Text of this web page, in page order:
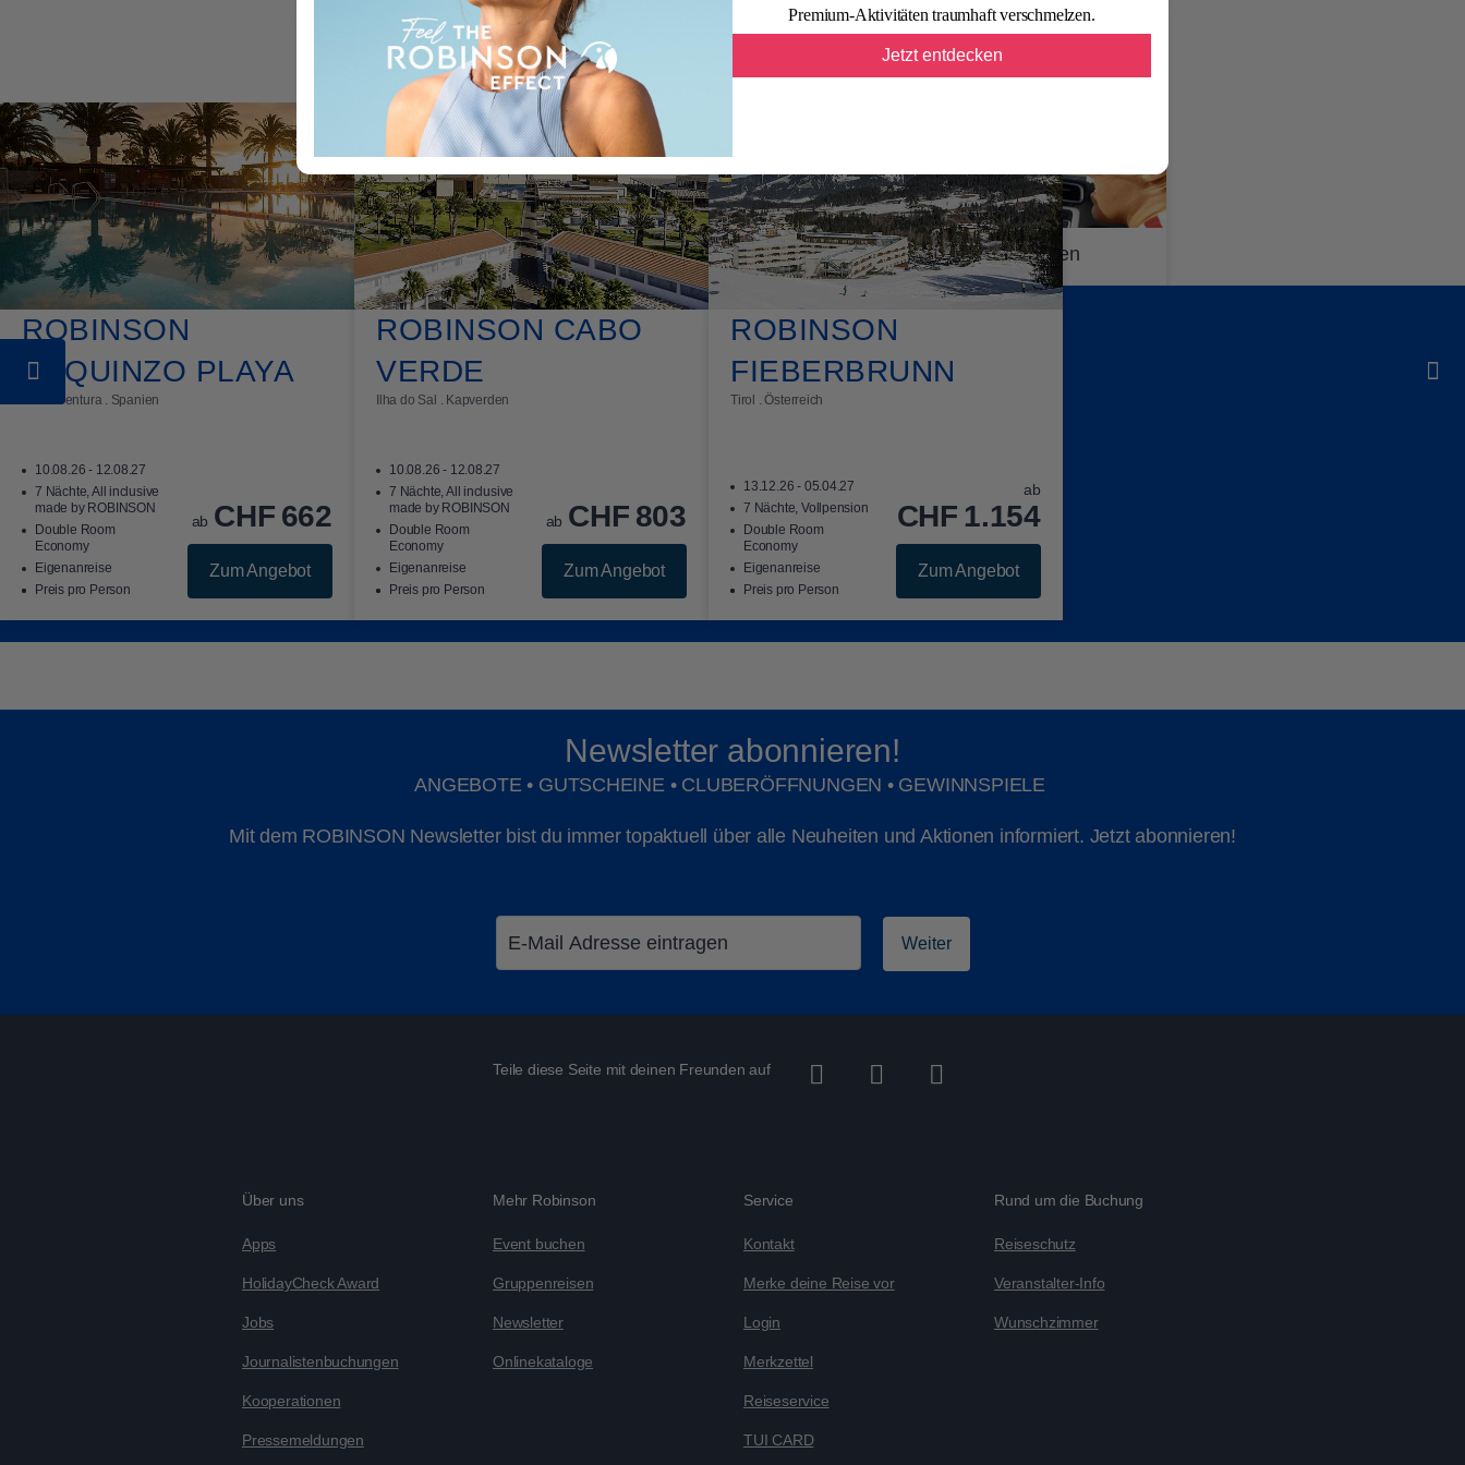
Premium-Aktivitäten traumhaft verschmelzen.
Jetzt entdecken
Single mit Kind
Preisvorteile sichern
Wunschzimmer
Lieblingsplatz buchen
TUI CARS Mietwagen
Flexibel im Urlaub
Unsere Top-Ferienangebote
ROBINSON
ESQUINZO PLAYA
Fuerteventura . Spanien
10.08.26 - 12.08.27
7 Nächte, All inclusive
made by ROBINSON
Double Room
Economy
Eigenanreise
Preis pro Person
ab CHF 662
Zum Angebot
ROBINSON CABO
VERDE
Ilha do Sal . Kapverden
10.08.26 - 12.08.27
7 Nächte, All inclusive
made by ROBINSON
Double Room
Economy
Eigenanreise
Preis pro Person
ab CHF 803
Zum Angebot
ROBINSON
FIEBERBRUNN
Tirol . Österreich
13.12.26 - 05.04.27
7 Nächte, Vollpension
Double Room
Economy
Eigenanreise
Preis pro Person
ab
CHF 1.154
Zum Angebot
Newsletter abonnieren!
ANGEBOTE • GUTSCHEINE • CLUBERÖFFNUNGEN • GEWINNSPIELE
Mit dem ROBINSON Newsletter bist du immer topaktuell über alle Neuheiten und Aktionen informiert. Jetzt abonnieren!
Weiter
Teile diese Seite mit deinen Freunden auf
Über uns
Apps
HolidayCheck Award
Jobs
Journalistenbuchungen
Kooperationen
Pressemeldungen
Mehr Robinson
Event buchen
Gruppenreisen
Newsletter
Onlinekataloge
Service
Kontakt
Merke deine Reise vor
Login
Merkzettel
Reiseservice
TUI CARD
Rund um die Buchung
Reiseschutz
Veranstalter-Info
Wunschzimmer